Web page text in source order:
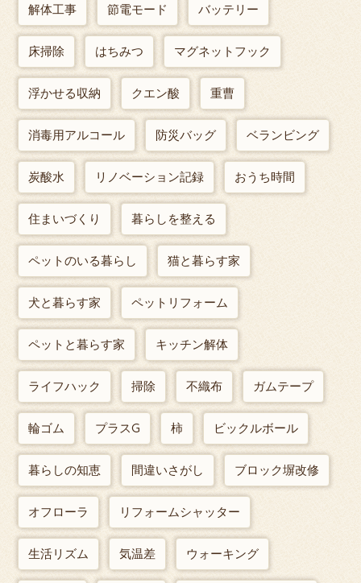
解体工事 節電モード バッテリー
床掃除 はちみつ マグネットフック
浮かせる収納 クエン酸 重曹
消毒用アルコール 防災バッグ ベランビング
炭酸水 リノベーション記録 おうち時間
住まいづくり 暮らしを整える
ペットのいる暮らし 猫と暮らす家
犬と暮らす家 ペットリフォーム
ペットと暮らす家 キッチン解体
ライフハック 掃除 不織布 ガムテープ
輪ゴム プラスG 柿 ビックルボール
暮らしの知恵 間違いさがし ブロック塀改修
オフローラ リフォームシャッター
生活リズム 気温差 ウォーキング